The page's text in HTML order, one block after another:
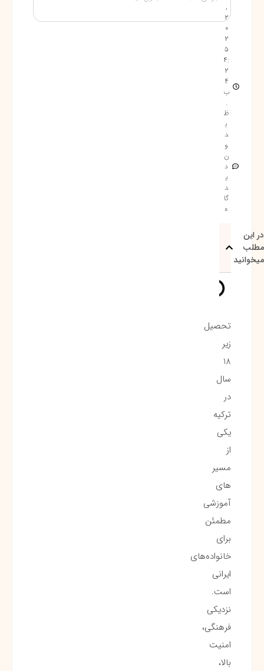
,
2
0
2
5
4:
2
4
ب
.
ظ
ب
د
و
ن
د
ی
د
گا
ه
در این
مطلب
میخوانید
تحصیل
زیر
18
سال
در
ترکیه
یکی
از
مسیر
های
آموزشی
مطمئن
برای
خانواده‌های
ایرانی
است.
نزدیکی
فرهنگی،
امنیت
بالا،